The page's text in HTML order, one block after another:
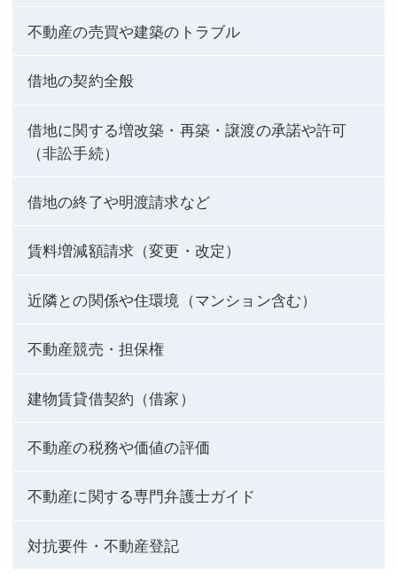
不動産の売買や建築のトラブル
借地の契約全般
借地に関する増改築・再築・譲渡の承諾や許可
（非訟手続）
借地の終了や明渡請求など
賃料増減額請求（変更・改定）
近隣との関係や住環境（マンション含む）
不動産競売・担保権
建物賃貸借契約（借家）
不動産の税務や価値の評価
不動産に関する専門弁護士ガイド
対抗要件・不動産登記